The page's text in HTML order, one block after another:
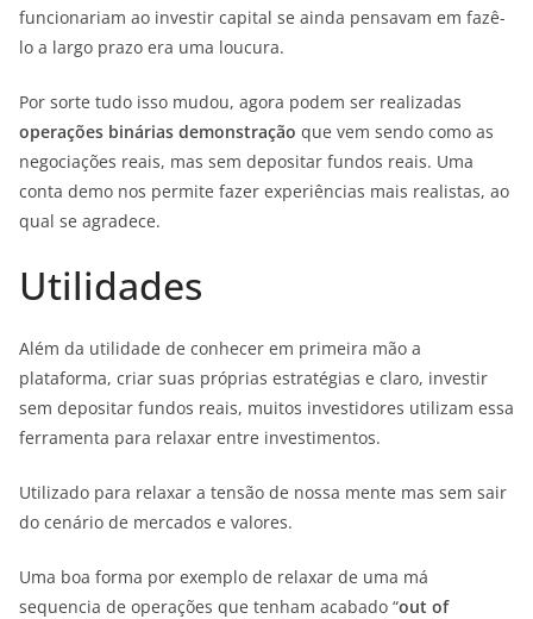
funcionariam ao investir capital se ainda pensavam em fazê-
lo a largo prazo era uma loucura.
Por sorte tudo isso mudou, agora podem ser realizadas
operações binárias demonstração que vem sendo como as
negociações reais, mas sem depositar fundos reais. Uma
conta demo nos permite fazer experiências mais realistas, ao
qual se agradece.
Utilidades
Além da utilidade de conhecer em primeira mão a
plataforma, criar suas próprias estratégias e claro, investir
sem depositar fundos reais, muitos investidores utilizam essa
ferramenta para relaxar entre investimentos.
Utilizado para relaxar a tensão de nossa mente mas sem sair
do cenário de mercados e valores.
Uma boa forma por exemplo de relaxar de uma má
sequencia de operações que tenham acabado “out of